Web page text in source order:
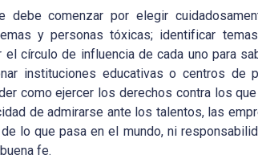
comenzar por elegir
y personas tóxicas; identificar
círculo de influencia de cada uno para
instituciones educativas o centros de
como ejercer los derechos contra los
de admirarse ante los talentos, las
lo que pasa en el mundo, ni
fe.